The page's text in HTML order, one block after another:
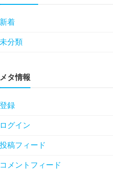
新着
未分類
メタ情報
登録
ログイン
投稿フィード
コメントフィード